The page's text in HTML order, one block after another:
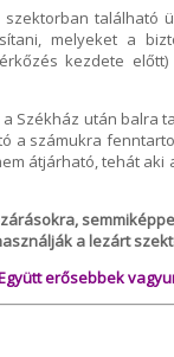
található
melyeket a
kezdete
Székház után balra
a számukra
átjárható, tehát aki
a lezárt
erősebbek